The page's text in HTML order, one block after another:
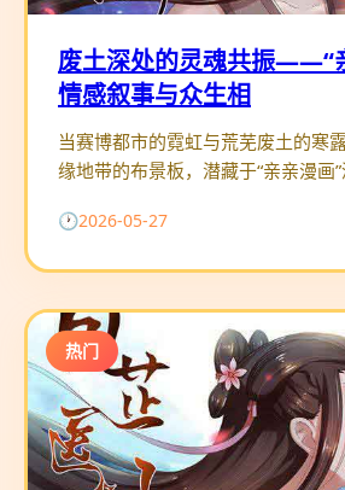
废土深处的灵魂共振——“
情感叙事与众生相
当赛博都市的霓虹与荒芜废土的寒
缘地带的布景板，潜藏于“亲亲漫画
是一帧帧光怪陆离的画面。在这片
海之中，创作者们更像
2026-05-27
热门